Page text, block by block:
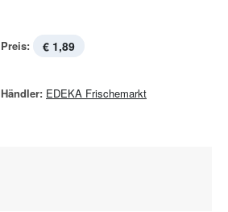
Preis: € 1,89
Händler: EDEKA Frischemarkt